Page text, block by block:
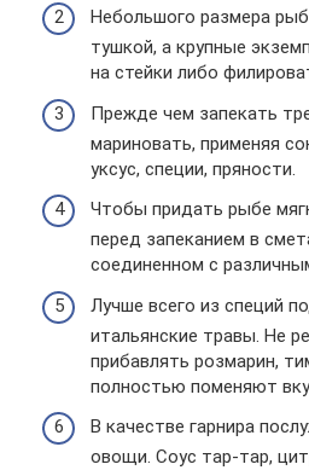
Небольшого размера
тушкой, а крупные
на стейки либо
Прежде чем запекать
мариновать, применяя
уксус, специи, пряности.
Чтобы придать рыбе
перед запеканием в
соединенном с
Лучше всего из специй
итальянские травы. Не
прибавлять розмарин,
полностью поменяют
В качестве гарнира
овощи. Соус тар-тар,